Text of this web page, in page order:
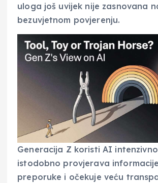
uloga još uvijek nije zasnovana
bezuvjetnom povjerenju.
Generacija Z koristi AI
istodobno provjerava
preporuke i očekuje veću